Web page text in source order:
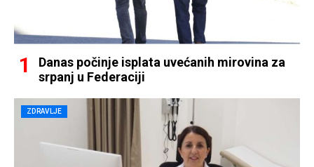
Danas počinje isplata uvećanih mirovina za
srpanj u Federaciji
ZDRAVLJE